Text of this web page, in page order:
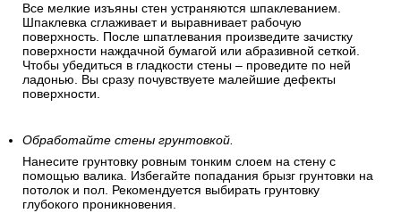
Все мелкие изъяны стен устраняются шпаклеванием.
Шпаклевка сглаживает и выравнивает рабочую
поверхность. После шпатлевания произведите зачистку
поверхности наждачной бумагой или абразивной сеткой.
Чтобы убедиться в гладкости стены – проведите по ней
ладонью. Вы сразу почувствуете малейшие дефекты
поверхности.
Обработайте стены грунтовкой.
Нанесите грунтовку ровным тонким слоем на стену с
помощью валика. Избегайте попадания брызг грунтовки на
потолок и пол. Рекомендуется выбирать грунтовку
глубокого проникновения.